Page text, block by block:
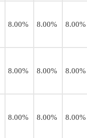
8.00% 8.00% 8.00%
8.00% 8.00% 8.00%
8.00% 8.00% 8.00%